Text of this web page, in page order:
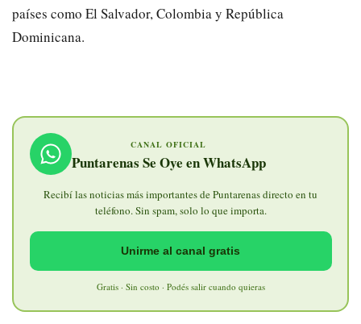
países como El Salvador, Colombia y República
Dominicana.
CANAL OFICIAL
Puntarenas Se Oye en WhatsApp
Recibí las noticias más importantes de Puntarenas directo en tu
teléfono. Sin spam, solo lo que importa.
Unirme al canal gratis
Gratis · Sin costo · Podés salir cuando quieras